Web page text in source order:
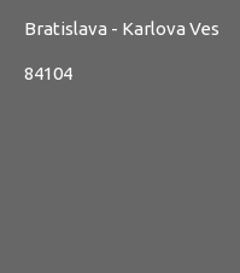
Bratislava - Karlova Ves
84104